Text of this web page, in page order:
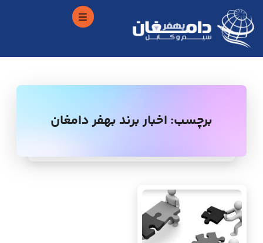
برچسب: اخبار برند بهفر دامغان